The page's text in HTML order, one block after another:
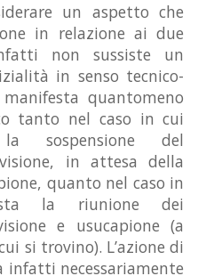
un aspetto che
in relazione ai due
non sussiste un
in senso tecnico-
quantomeno
tanto nel caso in cui
sospensione del
in attesa della
quanto nel caso in
la riunione dei
e usucapione (a
si trovino). L’azione di
infatti necessariamente